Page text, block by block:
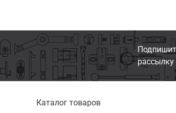
Каталог товаров